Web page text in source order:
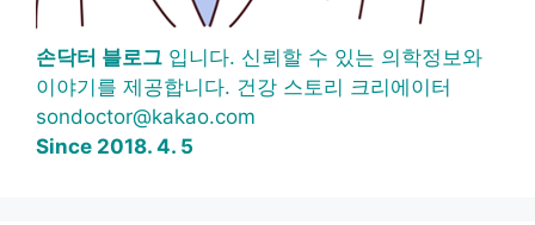
손닥터 블로그 입니다. 신뢰할 수 있는 의학정보와
이야기를 제공합니다. 건강 스토리 크리에이터
sondoctor@kakao.com
Since 2018. 4. 5